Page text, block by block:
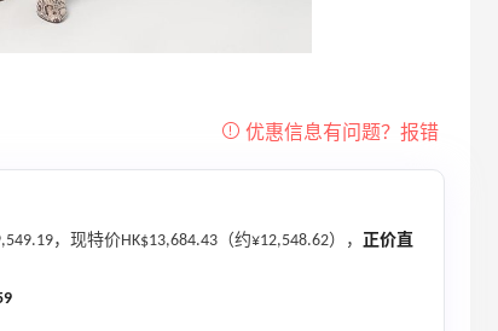
，现特价HK$13,684.43（约¥12,548.62）， 正价直